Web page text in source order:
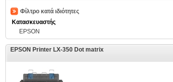
Φίλτρο κατά ιδιότητες
Κατασκευαστής
EPSON
EPSON Printer LX-350 Dot matrix